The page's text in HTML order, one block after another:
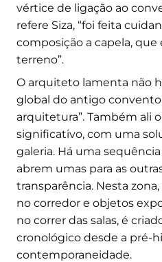
vértice de ligação ao
refere Siza, “foi feita
composição a capela,
terreno”.
O arquiteto lamenta não
global do antigo
arquitetura”. Também ali
significativo, com uma
galeria. Há uma
abrem umas para as
transparência. Nesta
no corredor e objetos
no correr das salas, é
cronológico desde a pré-
contemporaneidade.